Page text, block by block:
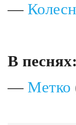
—
В песнях:
— Метко